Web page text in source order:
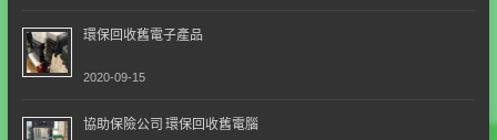
環保回收舊電子產品
2020-09-15
協助保險公司 環保回收舊電腦